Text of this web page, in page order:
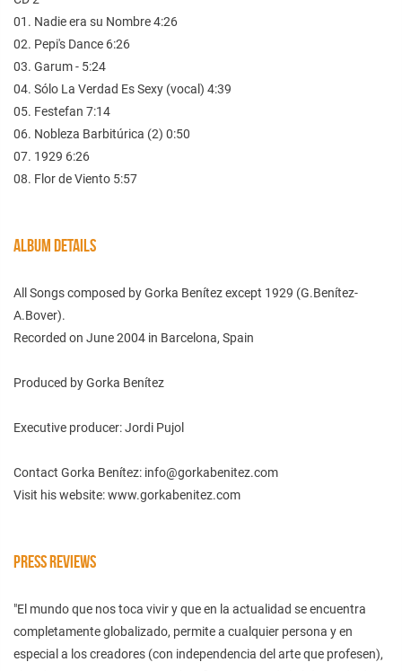
01. Nadie era su Nombre 4:26
02. Pepi's Dance 6:26
03. Garum - 5:24
04. Sólo La Verdad Es Sexy (vocal) 4:39
05. Festefan 7:14
06. Nobleza Barbitúrica (2) 0:50
07. 1929 6:26
08. Flor de Viento 5:57
ALBUM DETAILS
All Songs composed by Gorka Benítez except 1929 (G.Benítez-
A.Bover).
Recorded on June 2004 in Barcelona, Spain
Produced by Gorka Benítez
Executive producer: Jordi Pujol
Contact Gorka Benítez: info@gorkabenitez.com
Visit his website: www.gorkabenitez.com
PRESS REVIEWS
"El mundo que nos toca vivir y que en la actualidad se encuentra
completamente globalizado, permite a cualquier persona y en
especial a los creadores (con independencia del arte que profesen),